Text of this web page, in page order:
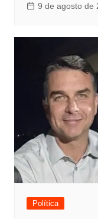
9 de agosto de
Política